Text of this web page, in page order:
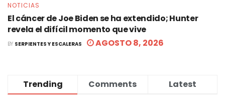
NOTICIAS
El cáncer de Joe Biden se ha extendido; Hunter
revela el difícil momento que vive
BY SERPIENTES Y ESCALERAS AGOSTO 8, 2026
Trending Comments Latest